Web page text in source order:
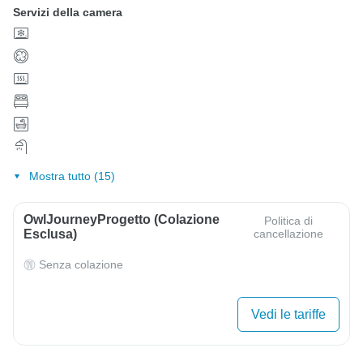
Servizi della camera
Mostra tutto (15)
OwlJourneyProgetto (colazione
Esclusa)
Politica di
cancellazione
Senza colazione
Vedi le tariffe